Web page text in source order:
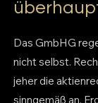
Das GmbHG
nicht selbst.
jeher die
sinngemäß an.